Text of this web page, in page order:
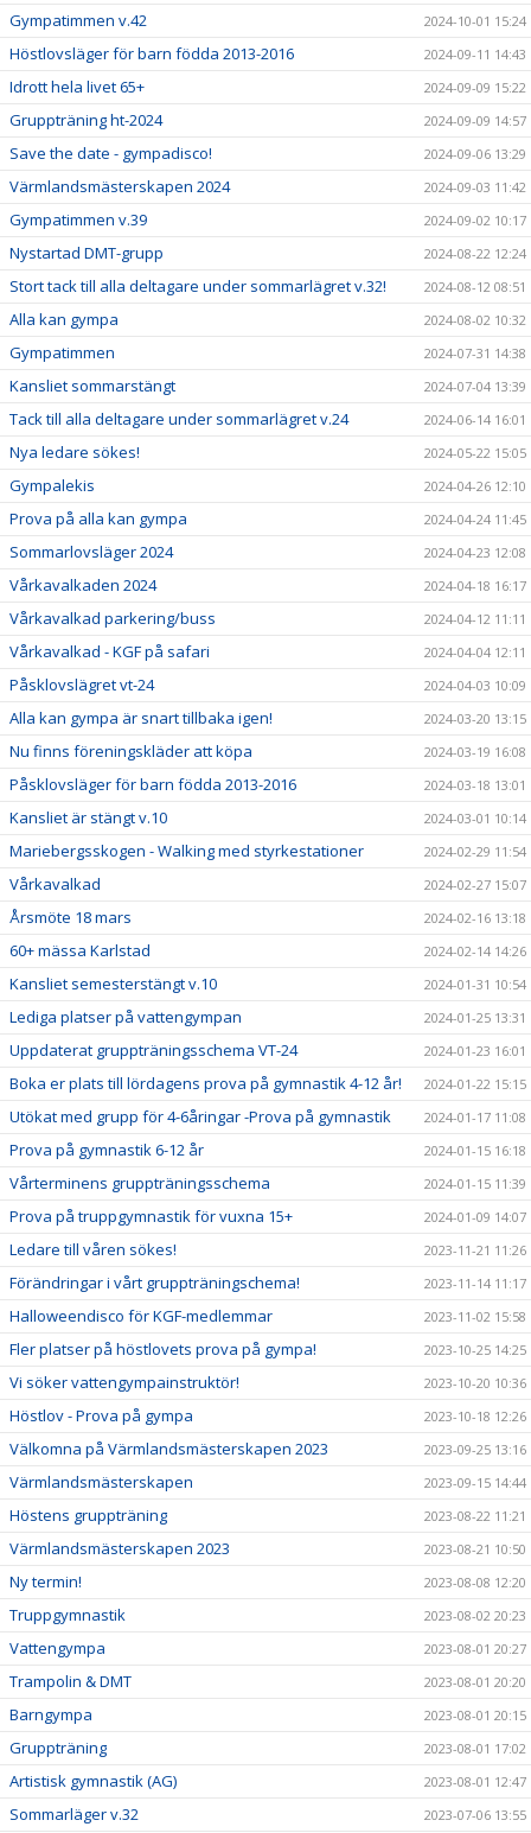
Gympatimmen v.42 2024-10-01 15:24
Höstlovsläger för barn födda 2013-2016 2024-09-11 14:43
Idrott hela livet 65+ 2024-09-09 15:22
Gruppträning ht-2024 2024-09-09 14:57
Save the date - gympadisco! 2024-09-06 13:29
Värmlandsmästerskapen 2024 2024-09-03 11:42
Gympatimmen v.39 2024-09-02 10:17
Nystartad DMT-grupp 2024-08-22 12:24
Stort tack till alla deltagare under sommarlägret v.32! 2024-08-12 08:51
Alla kan gympa 2024-08-02 10:32
Gympatimmen 2024-07-31 14:38
Kansliet sommarstängt 2024-07-04 13:39
Tack till alla deltagare under sommarlägret v.24 2024-06-14 16:01
Nya ledare sökes! 2024-05-22 15:05
Gympalekis 2024-04-26 12:10
Prova på alla kan gympa 2024-04-24 11:45
Sommarlovsläger 2024 2024-04-23 12:08
Vårkavalkaden 2024 2024-04-18 16:17
Vårkavalkad parkering/buss 2024-04-12 11:11
Vårkavalkad - KGF på safari 2024-04-04 12:11
Påsklovslägret vt-24 2024-04-03 10:09
Alla kan gympa är snart tillbaka igen! 2024-03-20 13:15
Nu finns föreningskläder att köpa 2024-03-19 16:08
Påsklovsläger för barn födda 2013-2016 2024-03-18 13:01
Kansliet är stängt v.10 2024-03-01 10:14
Mariebergsskogen - Walking med styrkestationer 2024-02-29 11:54
Vårkavalkad 2024-02-27 15:07
Årsmöte 18 mars 2024-02-16 13:18
60+ mässa Karlstad 2024-02-14 14:26
Kansliet semesterstängt v.10 2024-01-31 10:54
Lediga platser på vattengympan 2024-01-25 13:31
Uppdaterat gruppträningsschema VT-24 2024-01-23 16:01
Boka er plats till lördagens prova på gymnastik 4-12 år! 2024-01-22 15:15
Utökat med grupp för 4-6åringar -Prova på gymnastik 2024-01-17 11:08
Prova på gymnastik 6-12 år 2024-01-15 16:18
Vårterminens gruppträningsschema 2024-01-15 11:39
Prova på truppgymnastik för vuxna 15+ 2024-01-09 14:07
Ledare till våren sökes! 2023-11-21 11:26
Förändringar i vårt gruppträningschema! 2023-11-14 11:17
Halloweendisco för KGF-medlemmar 2023-11-02 15:58
Fler platser på höstlovets prova på gympa! 2023-10-25 14:25
Vi söker vattengympainstruktör! 2023-10-20 10:36
Höstlov - Prova på gympa 2023-10-18 12:26
Välkomna på Värmlandsmästerskapen 2023 2023-09-25 13:16
Värmlandsmästerskapen 2023-09-15 14:44
Höstens gruppträning 2023-08-22 11:21
Värmlandsmästerskapen 2023 2023-08-21 10:50
Ny termin! 2023-08-08 12:20
Truppgymnastik 2023-08-02 20:23
Vattengympa 2023-08-01 20:27
Trampolin & DMT 2023-08-01 20:20
Barngympa 2023-08-01 20:15
Gruppträning 2023-08-01 17:02
Artistisk gymnastik (AG) 2023-08-01 12:47
Sommarläger v.32 2023-07-06 13:55